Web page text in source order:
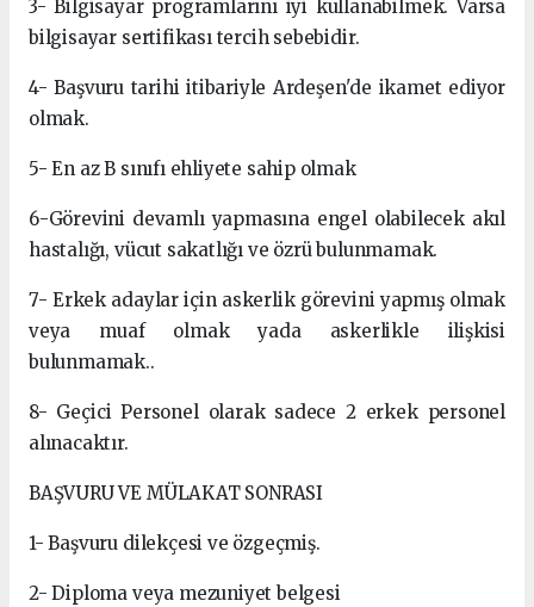
3- Bilgisayar programlarını iyi kullanabilmek. Varsa
bilgisayar sertifikası tercih sebebidir.
4- Başvuru tarihi itibariyle Ardeşen'de ikamet ediyor
olmak.
5- En az B sınıfı ehliyete sahip olmak
6-Görevini devamlı yapmasına engel olabilecek akıl
hastalığı, vücut sakatlığı ve özrü bulunmamak.
7- Erkek adaylar için askerlik görevini yapmış olmak
veya muaf olmak yada askerlikle ilişkisi
bulunmamak..
8- Geçici Personel olarak sadece 2 erkek personel
alınacaktır.
BAŞVURU VE MÜLAKAT SONRASI
1- Başvuru dilekçesi ve özgeçmiş.
2- Diploma veya mezuniyet belgesi